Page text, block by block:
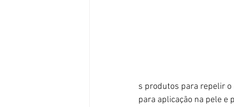
s produtos para repelir o
para aplicação na pele e